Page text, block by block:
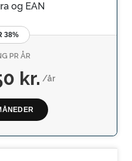
og EAN
38%
PR ÅR
kr./år